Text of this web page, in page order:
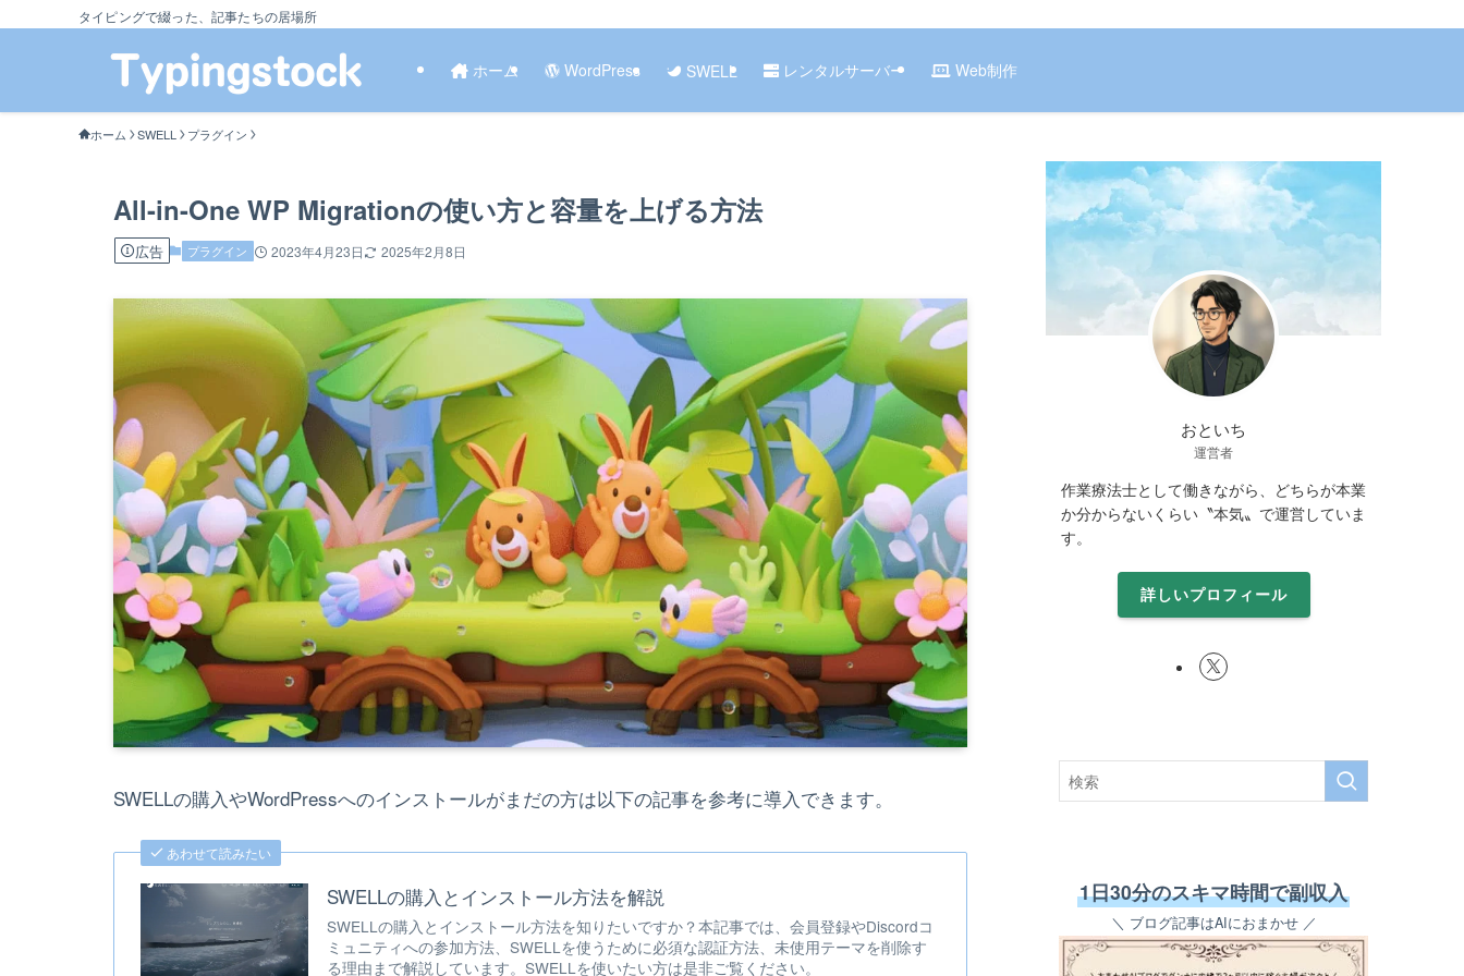
タイピングで綴った、記事たちの居場所
ホーム WordPress SWELL レンタルサーバー Web制作
ホーム SWELL プラグイン
All-in-One WP Migrationの使い方と容量を上げる方法
広告 プラグイン 2023年4月23日 2025年2月8日
SWELLの購入やWordPressへのインストールがまだの方は以下の記事を参考に導入できます。
あわせて読みたい
SWELLの購入とインストール方法を解説
SWELLの購入とインストール方法を知りたいですか？本記事では、会員登録やDiscordコ
ミュニティへの参加方法、SWELLを使うために必須な認証方法、未使用テーマを削除す
る理由まで解説しています。SWELLを使いたい方は是非ご覧ください。
おといち
運営者
作業療法士として働きながら、どちらが本業
か分からないくらい〝本気〟で運営していま
す。
詳しいプロフィール
1日30分のスキマ時間で副収入
＼ ブログ記事はAIにおまかせ ／